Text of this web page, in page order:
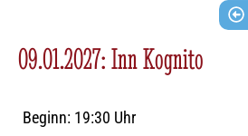
09.01.2027: Inn Kognito
Beginn: 19:30 Uhr